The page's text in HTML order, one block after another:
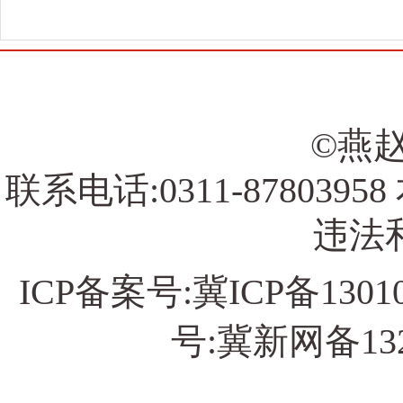
©燕
联系电话:0311-
违法
ICP备案号:冀ICP备
号:冀新网备